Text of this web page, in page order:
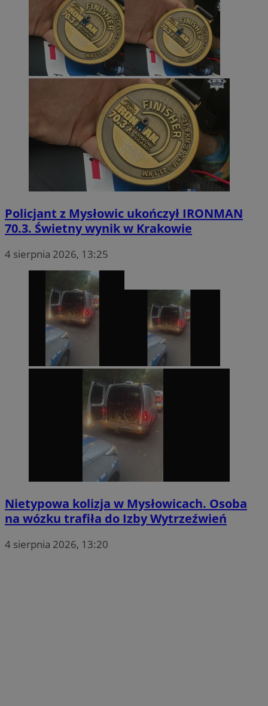
Policjant z Mysłowic ukończył IRONMAN
70.3. Świetny wynik w Krakowie
4 sierpnia 2026, 13:25
Nietypowa kolizja w Mysłowicach. Osoba
na wózku trafiła do Izby Wytrzeźwień
4 sierpnia 2026, 13:20